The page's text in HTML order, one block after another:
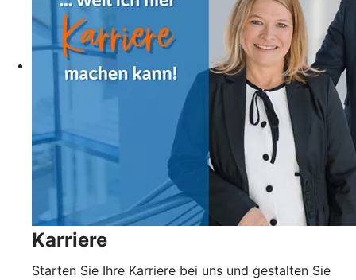
Karriere
Starten Sie Ihre Karriere bei uns und gestalten Sie